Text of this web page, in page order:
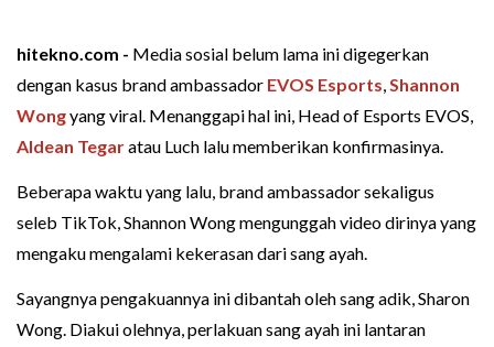
hitekno.com - Media sosial belum lama ini digegerkan
dengan kasus brand ambassador EVOS Esports,Shannon
Wongyang viral. Menanggapi hal ini, Head of Esports EVOS,
Aldean Tegaratau Luch lalu memberikan konfirmasinya.
Beberapa waktu yang lalu, brand ambassador sekaligus
seleb TikTok, Shannon Wong mengunggah video dirinya yang
mengaku mengalami kekerasan dari sang ayah.
Sayangnya pengakuannya ini dibantah oleh sang adik, Sharon
Wong. Diakui olehnya, perlakuan sang ayah ini lantaran